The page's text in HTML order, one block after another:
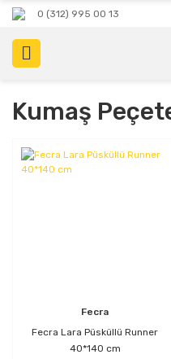
0 (312) 995 00 13
Kumaş
Fecra
Fecra Lara Püsküllü Runner
40*140 cm